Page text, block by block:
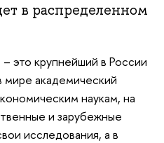
в распределенном
это крупнейший в России
мире академический
наукам, на
и зарубежные
исследования, а в